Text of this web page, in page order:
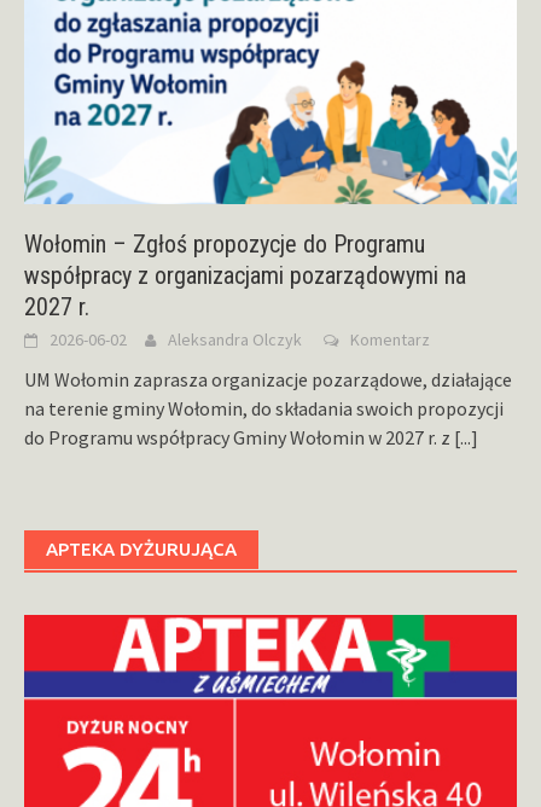
Wołomin – Zgłoś propozycje do Programu
współpracy z organizacjami pozarządowymi na
2027 r.
2026-06-02 Aleksandra Olczyk Komentarz
UM Wołomin zaprasza organizacje pozarządowe, działające
na terenie gminy Wołomin, do składania swoich propozycji
do Programu współpracy Gminy Wołomin w 2027 r. z [...]
APTEKA DYŻURUJĄCA